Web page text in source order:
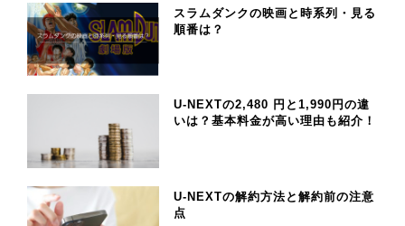
スラムダンクの映画と時系列・見る
順番は？
U-NEXTの2,480 円と1,990円の違
いは？基本料金が高い理由も紹介！
U-NEXTの解約方法と解約前の注意
点